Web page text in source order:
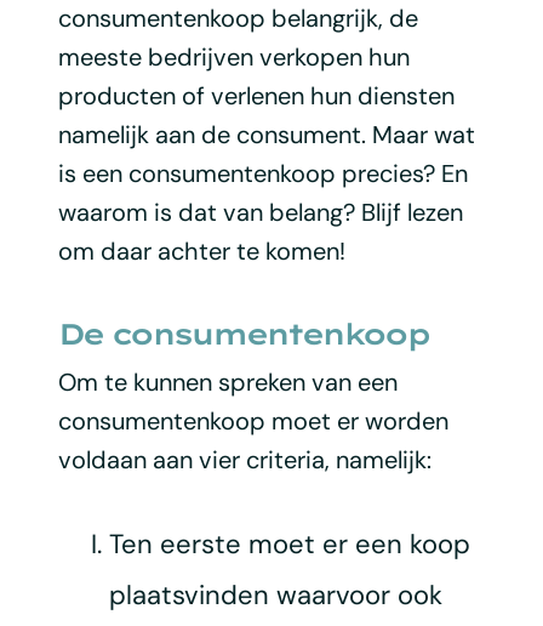
consumentenkoop belangrijk, de
meeste bedrijven verkopen hun
producten of verlenen hun diensten
namelijk aan de consument. Maar wat
is een consumentenkoop precies? En
waarom is dat van belang? Blijf lezen
om daar achter te komen!
De consumentenkoop
Om te kunnen spreken van een
consumentenkoop moet er worden
voldaan aan vier criteria, namelijk:
Ten eerste moet er een koop
plaatsvinden waarvoor ook